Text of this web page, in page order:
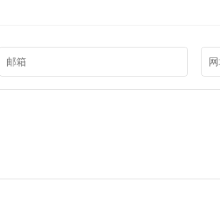
热土上，既有优
历史对话】节目
画群位于在鄂尔多
拉格岩画、摩儿